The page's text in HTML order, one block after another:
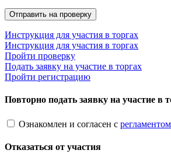
Инструкция для участия в торгах
Инструкция для участия в торгах
Пройти проверку
Подать заявку на участие в торгах
Пройти регистрацию
Повторно подать заявку на участие в
Ознакомлен и согласен с регламентом
Отказаться от участия